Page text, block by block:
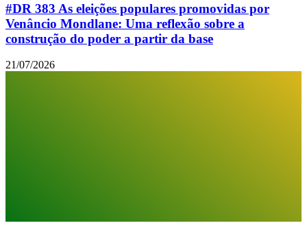
#DR 383 As eleições populares promovidas por
Venâncio Mondlane: Uma reflexão sobre a
construção do poder a partir da base
21/07/2026